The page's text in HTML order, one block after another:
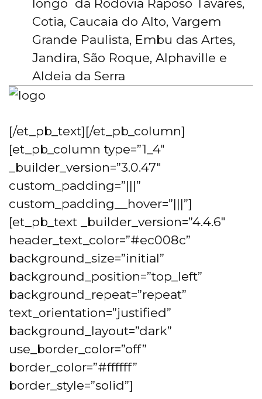
longo da Rodovia Raposo Tavares,
Cotia, Caucaia do Alto, Vargem
Grande Paulista, Embu das Artes,
Jandira, São Roque, Alphaville e
Aldeia da Serra
[/et_pb_text][/et_pb_column]
[et_pb_column type=”1_4″
_builder_version=”3.0.47″
custom_padding=”|||”
custom_padding__hover=”|||”]
[et_pb_text _builder_version=”4.4.6″
header_text_color=”#ec008c”
background_size=”initial”
background_position=”top_left”
background_repeat=”repeat”
text_orientation=”justified”
background_layout=”dark”
use_border_color=”off”
border_color=”#ffffff”
border_style=”solid”]